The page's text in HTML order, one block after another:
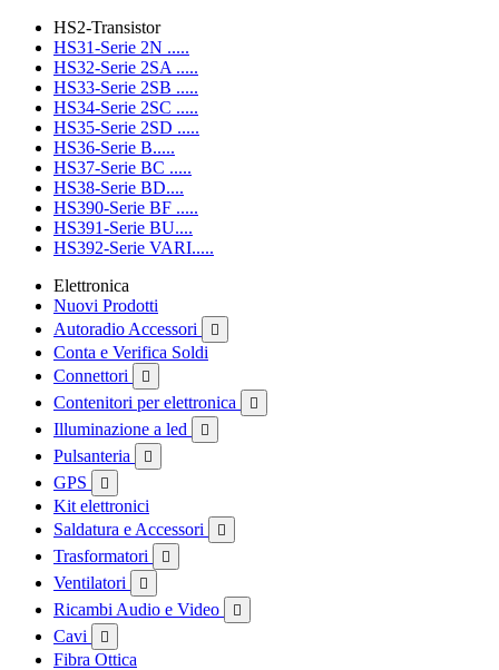
HS2-Transistor
HS31-Serie 2N .....
HS32-Serie 2SA .....
HS33-Serie 2SB .....
HS34-Serie 2SC .....
HS35-Serie 2SD .....
HS36-Serie B.....
HS37-Serie BC .....
HS38-Serie BD....
HS390-Serie BF .....
HS391-Serie BU....
HS392-Serie VARI.....
Elettronica
Nuovi Prodotti
Autoradio Accessori

Conta e Verifica Soldi
Connettori

Contenitori per elettronica 
Illuminazione a led 
Pulsanteria 
GPS 
Kit elettronici
Saldatura e Accessori

Trasformatori 
Ventilatori 
Ricambi Audio e Video 
Cavi 
Fibra Ottica